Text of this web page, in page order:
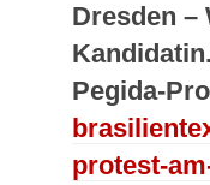
Dresden –
Pegida-
protest-